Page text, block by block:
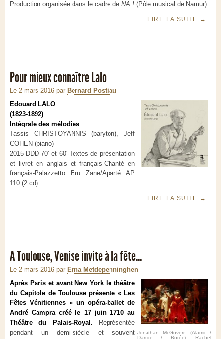
Production organisée dans le cadre de NA ! (Pôle musical de Namur)
LIRE LA SUITE →
Pour mieux connaître Lalo
Le 2 mars 2016 par Bernard Postiau
Edouard LALO
(1823-1892)
Intégrale des mélodies
Tassis CHRISTOYANNIS (baryton), Jeff
COHEN (piano)
2015-DDD-70' et 60'-Textes de présentation
et livret en anglais et français-Chanté en
français-Palazzetto Bru Zane/Aparté AP
110 (2 cd)
LIRE LA SUITE →
A Toulouse, Venise invite à la fête...
Le 2 mars 2016 par Erna Metdepenninghen
Jonathan McGovern (Alamir /
Damire / Borée), Rachel
Après Paris et avant New York le théâtre
du Capitole de Toulouse présente « Les
Fêtes Vénitiennes » un opéra-ballet de
André Campra créé le 17 juin 1710 au
Théâtre du Palais-Royal. Représentée
pendant un demi-siècle et souvent